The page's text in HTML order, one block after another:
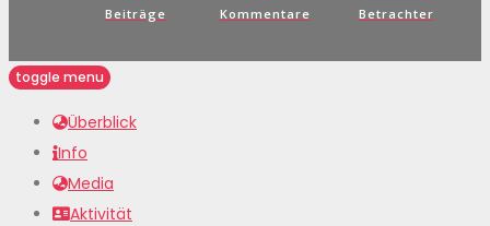
Beiträge Kommentare Betrachter
toggle menu
Überblick
Info
Media
Aktivität